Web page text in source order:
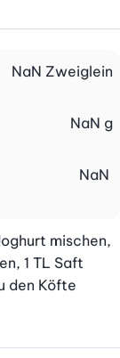
NaN Zweiglein
NaN g
NaN
mischen,
1 TL Saft
den Köfte